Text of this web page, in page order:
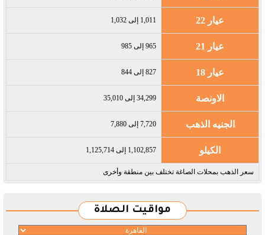
عيار 22 1,011 إلى 1,032
عيار 21 965 إلى 985
عيار 18 827 إلى 844
الاونصة 34,299 إلى 35,010
الجنيه الذهب 7,720 إلى 7,880
الكيلو 1,102,857 إلى 1,125,714
سعر الذهب بمحلات الصاغة تختلف بين منطقة وأخرى
مواقيت الصلاة